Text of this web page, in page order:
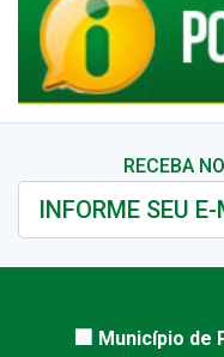
RECEBA
🏢 Município de